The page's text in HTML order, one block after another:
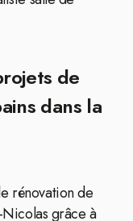
de
dans la
rénovation de
grâce à